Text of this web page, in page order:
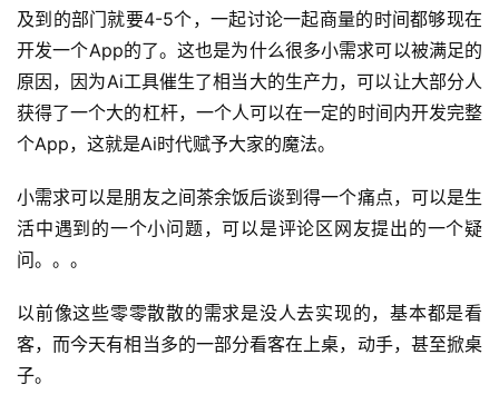
A
I
实
干
群
运
营
记
录
经
验
教
及到的部门就要4-5个，一起讨论一起商量的时间都够现在
开发一个App的了。这也是为什么很多小需求可以被满足的
原因，因为Ai工具催生了相当大的生产力，可以让大部分人
获得了一个大的杠杆，一个人可以在一定的时间内开发完整
个App，这就是Ai时代赋予大家的魔法。
小需求可以是朋友之间茶余饭后谈到得一个痛点，可以是生
活中遇到的一个小问题，可以是评论区网友提出的一个疑
问。。。
以前像这些零零散散的需求是没人去实现的，基本都是看
客，而今天有相当多的一部分看客在上桌，动手，甚至掀桌
子。